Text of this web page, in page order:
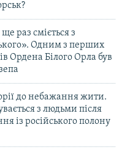
ще раз сміється з
Одним з перших
Ордена Білого Орла був
до небажання жити.
з людьми після
із російського полону